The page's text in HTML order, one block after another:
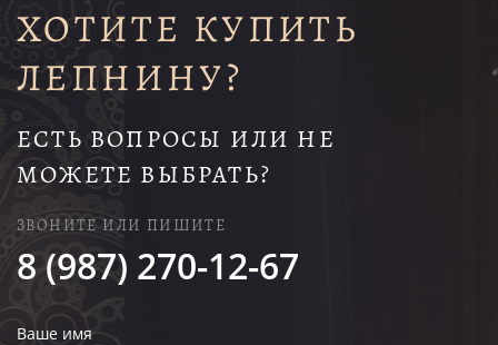
ХОТИТЕ КУПИТЬ
ЛЕПНИНУ?
ЕСТЬ ВОПРОСЫ ИЛИ НЕ
МОЖЕТЕ ВЫБРАТЬ?
ЗВОНИТЕ ИЛИ ПИШИТЕ
8 (987) 270-12-67
Ваше имя